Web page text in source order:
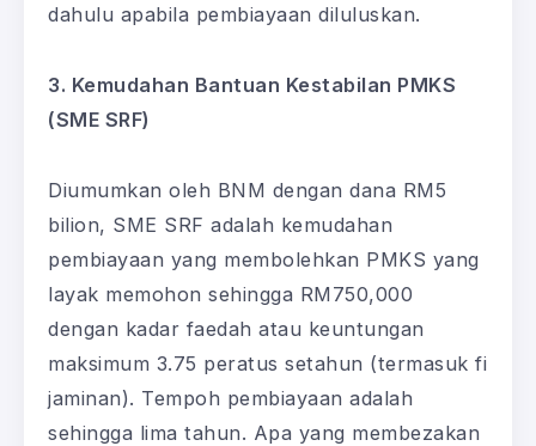
dahulu apabila pembiayaan diluluskan.
3. Kemudahan Bantuan Kestabilan PMKS
(SME SRF)
Diumumkan oleh BNM dengan dana RM5
bilion, SME SRF adalah kemudahan
pembiayaan yang membolehkan PMKS yang
layak memohon sehingga RM750,000
dengan kadar faedah atau keuntungan
maksimum 3.75 peratus setahun (termasuk fi
jaminan). Tempoh pembiayaan adalah
sehingga lima tahun. Apa yang membezakan